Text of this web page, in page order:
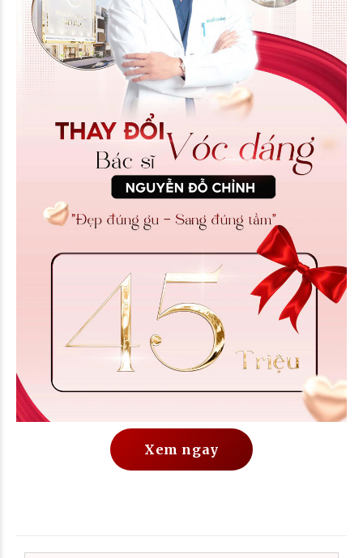
Xem ngay